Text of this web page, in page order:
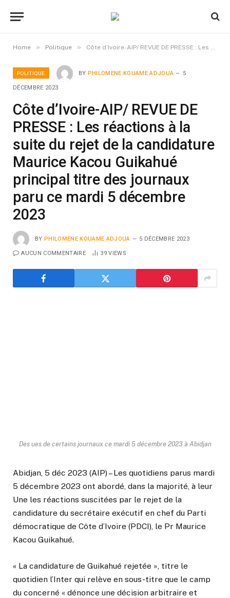
Home » Politique » Côte d’Ivoire-AIP/ REVUE DE PRESSE : Les réactions à la suite du rejet de la candidature Maurice Kacou Guikahué principal titre des journaux paru ce mardi 5 décembre 2023
POLITIQUE BY PHILOMENE KOUAME ADJOUA 5
DÉCEMBRE 2023
Côte d’Ivoire-AIP/ REVUE DE
PRESSE : Les réactions à la
suite du rejet de la candidature
Maurice Kacou Guikahué
principal titre des journaux
paru ce mardi 5 décembre
2023
BY PHILOMENE KOUAME ADJOUA 5 DÉCEMBRE 2023
AUCUN COMMENTAIRE 39VIEWS
Des ues de certains journaux ce mardi 5 décembre 2023 à Abidjan
Abidjan, 5 déc 2023 (AIP) – Les quotidiens parus mardi
5 décembre 2023 ont abordé, dans la majorité, à leur
Une les réactions suscitées par le rejet de la
candidature du secrétaire exécutif en chef du Parti
démocratique de Côte d’Ivoire (PDCI), le Pr Maurice
Kacou Guikahué.
« La candidature de Guikahué rejetée », titre le
quotidien l’Inter qui relève en sous-titre que le camp
du concerné « dénonce une décision arbitraire et